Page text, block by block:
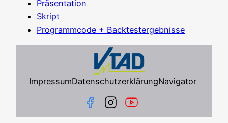
Prä­sen­ta­ti­on
Skript
Pro­gramm­code + Backtestergebnisse
ImpressumDatenschutzerklärungNavigator